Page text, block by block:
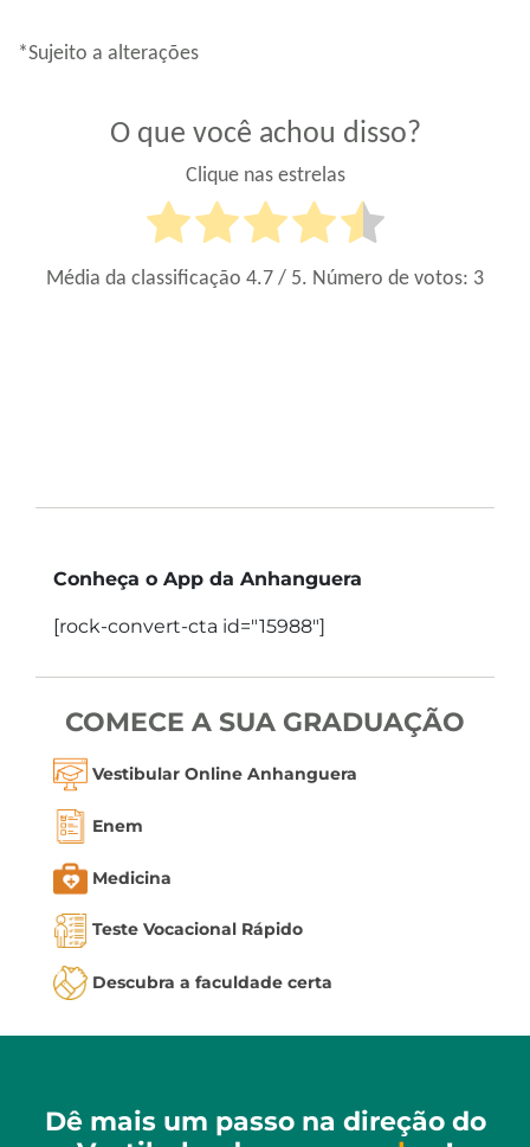
*Sujeito a alterações
O que você achou disso?
Clique nas estrelas
Média da classificação 4.7 / 5. Número de votos: 3
Conheça o App da Anhanguera
[rock-convert-cta id="15988"]
COMECE A SUA GRADUAÇÃO
Vestibular Online Anhanguera
Enem
Medicina
Teste Vocacional Rápido
Descubra a faculdade certa
Dê mais um passo na direção do